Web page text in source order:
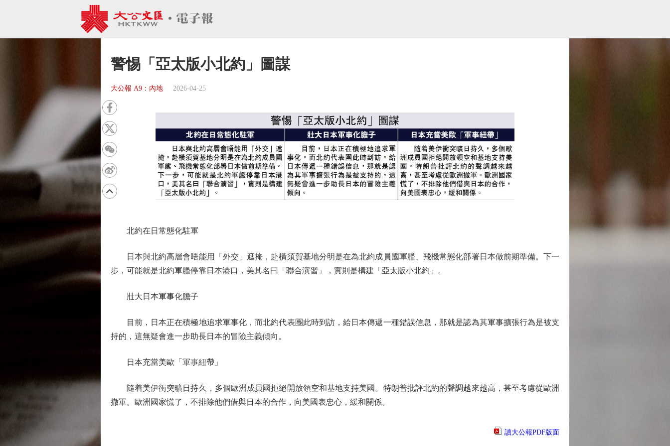
警惕「亞太版小北約」圖謀
大公報 A9：內地 2026-04-25
北約在日常態化駐軍
日本與北約高層會晤能用「外交」遮掩，赴橫須賀基地分明是在為北約成員國軍艦、飛機常態化部署日本做前期準備。下一
步，可能就是北約軍艦停靠日本港口，美其名曰「聯合演習」，實則是構建「亞太版小北約」。
壯大日本軍事化膽子
目前，日本正在積極地追求軍事化，而北約代表團此時到訪，給日本傳遞一種錯誤信息，那就是認為其軍事擴張行為是被支
持的，這無疑會進一步助長日本的冒險主義傾向。
日本充當美歐「軍事紐帶」
隨着美伊衝突曠日持久，多個歐洲成員國拒絕開放領空和基地支持美國。特朗普批評北約的聲調越來越高，甚至考慮從歐洲
撤軍。歐洲國家慌了，不排除他們借與日本的合作，向美國表忠心，緩和關係。
讀大公報PDF版面